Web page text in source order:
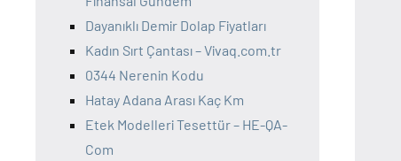
Dayanıklı Demir Dolap Fiyatları
Kadın Sırt Çantası – Vivaq.com.tr
0344 Nerenin Kodu
Hatay Adana Arası Kaç Km
Etek Modelleri Tesettür – HE-QA-
Com